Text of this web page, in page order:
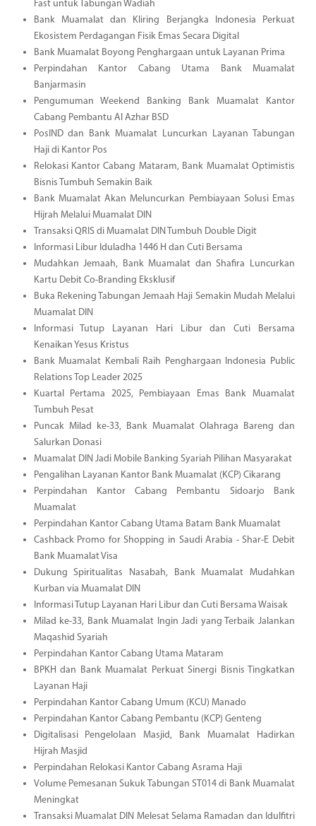
Fast untuk Tabungan Wadiah
Bank Muamalat dan Kliring Berjangka Indonesia Perkuat
Ekosistem Perdagangan Fisik Emas Secara Digital
Bank Muamalat Boyong Penghargaan untuk Layanan Prima
Perpindahan Kantor Cabang Utama Bank Muamalat
Banjarmasin
Pengumuman Weekend Banking Bank Muamalat Kantor
Cabang Pembantu Al Azhar BSD
PosIND dan Bank Muamalat Luncurkan Layanan Tabungan
Haji di Kantor Pos
Relokasi Kantor Cabang Mataram, Bank Muamalat Optimistis
Bisnis Tumbuh Semakin Baik
Bank Muamalat Akan Meluncurkan Pembiayaan Solusi Emas
Hijrah Melalui Muamalat DIN
Transaksi QRIS di Muamalat DIN Tumbuh Double Digit
Informasi Libur Iduladha 1446 H dan Cuti Bersama
Mudahkan Jemaah, Bank Muamalat dan Shafira Luncurkan
Kartu Debit Co-Branding Eksklusif
Buka Rekening Tabungan Jemaah Haji Semakin Mudah Melalui
Muamalat DIN
Informasi Tutup Layanan Hari Libur dan Cuti Bersama
Kenaikan Yesus Kristus
Bank Muamalat Kembali Raih Penghargaan Indonesia Public
Relations Top Leader 2025
Kuartal Pertama 2025, Pembiayaan Emas Bank Muamalat
Tumbuh Pesat
Puncak Milad ke-33, Bank Muamalat Olahraga Bareng dan
Salurkan Donasi
Muamalat DIN Jadi Mobile Banking Syariah Pilihan Masyarakat
Pengalihan Layanan Kantor Bank Muamalat (KCP) Cikarang
Perpindahan Kantor Cabang Pembantu Sidoarjo Bank
Muamalat
Perpindahan Kantor Cabang Utama Batam Bank Muamalat
Cashback Promo for Shopping in Saudi Arabia - Shar-E Debit
Bank Muamalat Visa
Dukung Spiritualitas Nasabah, Bank Muamalat Mudahkan
Kurban via Muamalat DIN
Informasi Tutup Layanan Hari Libur dan Cuti Bersama Waisak
Milad ke-33, Bank Muamalat Ingin Jadi yang Terbaik Jalankan
Maqashid Syariah
Perpindahan Kantor Cabang Utama Mataram
BPKH dan Bank Muamalat Perkuat Sinergi Bisnis Tingkatkan
Layanan Haji
Perpindahan Kantor Cabang Umum (KCU) Manado
Perpindahan Kantor Cabang Pembantu (KCP) Genteng
Digitalisasi Pengelolaan Masjid, Bank Muamalat Hadirkan
Hijrah Masjid
Perpindahan Relokasi Kantor Cabang Asrama Haji
Volume Pemesanan Sukuk Tabungan ST014 di Bank Muamalat
Meningkat
Transaksi Muamalat DIN Melesat Selama Ramadan dan Idulfitri